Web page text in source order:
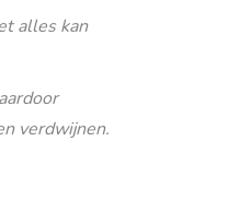
alles kan
verdwijnen.